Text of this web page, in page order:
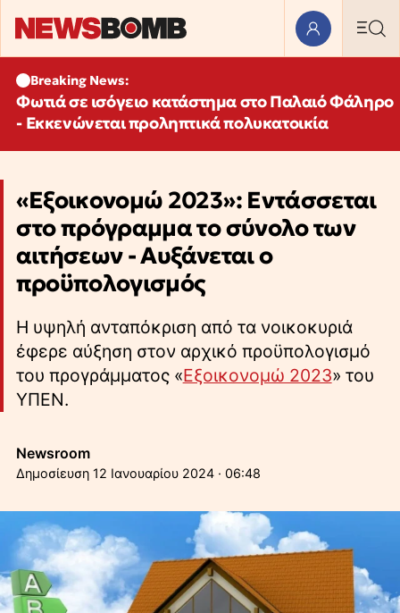
Breaking News:
Φωτιά σε ισόγειο κατάστημα στο Παλαιό Φάληρο
- Εκκενώνεται προληπτικά πολυκατοικία
«Εξοικονομώ 2023»: Εντάσσεται
στο πρόγραμμα το σύνολο των
αιτήσεων - Αυξάνεται ο
προϋπολογισμός
Η υψηλή ανταπόκριση από τα νοικοκυριά
έφερε αύξηση στον αρχικό προϋπολογισμό
του προγράμματος «Εξοικονομώ 2023» του
ΥΠΕΝ.
Newsroom
12 Ιανουαρίου 2024 · 06:48